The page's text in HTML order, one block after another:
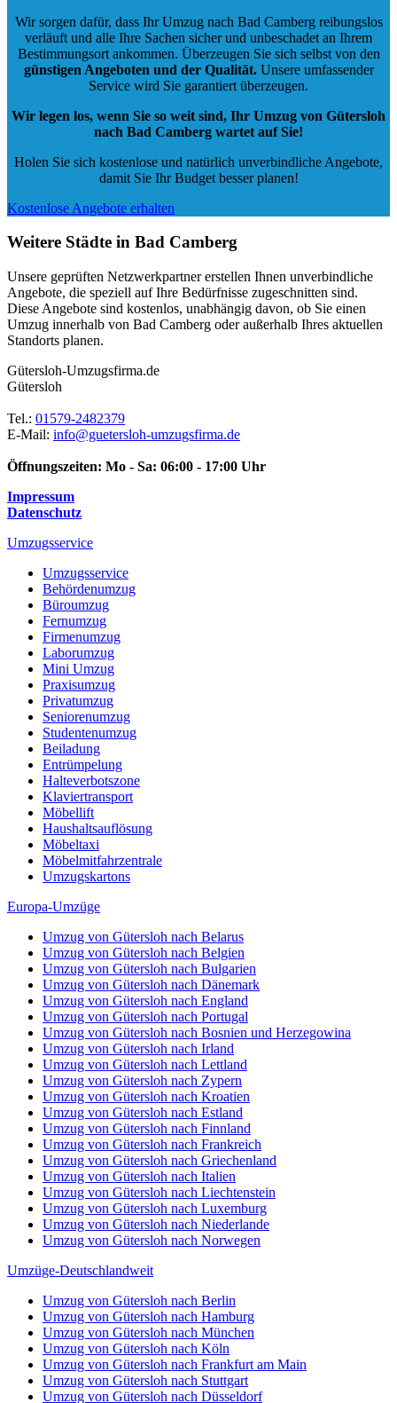
Wir sorgen dafür, dass Ihr Umzug nach Bad Camberg reibungslos
verläuft und alle Ihre Sachen sicher und unbeschadet an Ihrem
Bestimmungsort ankommen. Überzeugen Sie sich selbst von den
günstigen Angeboten und der Qualität.Unsere umfassender
Service wird Sie garantiert überzeugen.
Wir legen los, wenn Sie so weit sind, Ihr Umzug von Gütersloh
nach Bad Camberg wartet auf Sie!
Holen Sie sich kostenlose und natürlich unverbindliche Angebote,
damit Sie Ihr Budget besser planen!
Kostenlose Angebote erhalten
Weitere Städte in Bad Camberg
Unsere geprüften Netzwerkpartner erstellen Ihnen unverbindliche
Angebote, die speziell auf Ihre Bedürfnisse zugeschnitten sind.
Diese Angebote sind kostenlos, unabhängig davon, ob Sie einen
Umzug innerhalb von Bad Camberg oder außerhalb Ihres aktuellen
Standorts planen.
Gütersloh-Umzugsfirma.de
Gütersloh
Tel.: 01579-2482379
E-Mail: info@guetersloh-umzugsfirma.de
Öffnungszeiten: Mo - Sa: 06:00 - 17:00 Uhr
Impressum
Datenschutz
Umzugsservice
Umzugsservice
Behördenumzug
Büroumzug
Fernumzug
Firmenumzug
Laborumzug
Mini Umzug
Praxisumzug
Privatumzug
Seniorenumzug
Studentenumzug
Beiladung
Entrümpelung
Halteverbotszone
Klaviertransport
Möbellift
Haushaltsauflösung
Möbeltaxi
Möbelmitfahrzentrale
Umzugskartons
Europa-Umzüge
Umzug von Gütersloh nach Belarus
Umzug von Gütersloh nach Belgien
Umzug von Gütersloh nach Bulgarien
Umzug von Gütersloh nach Dänemark
Umzug von Gütersloh nach England
Umzug von Gütersloh nach Portugal
Umzug von Gütersloh nach Bosnien und Herzegowina
Umzug von Gütersloh nach Irland
Umzug von Gütersloh nach Lettland
Umzug von Gütersloh nach Zypern
Umzug von Gütersloh nach Kroatien
Umzug von Gütersloh nach Estland
Umzug von Gütersloh nach Finnland
Umzug von Gütersloh nach Frankreich
Umzug von Gütersloh nach Griechenland
Umzug von Gütersloh nach Italien
Umzug von Gütersloh nach Liechtenstein
Umzug von Gütersloh nach Luxemburg
Umzug von Gütersloh nach Niederlande
Umzug von Gütersloh nach Norwegen
Umzüge-Deutschlandweit
Umzug von Gütersloh nach Berlin
Umzug von Gütersloh nach Hamburg
Umzug von Gütersloh nach München
Umzug von Gütersloh nach Köln
Umzug von Gütersloh nach Frankfurt am Main
Umzug von Gütersloh nach Stuttgart
Umzug von Gütersloh nach Düsseldorf